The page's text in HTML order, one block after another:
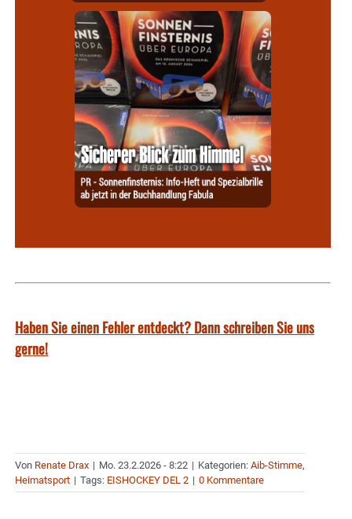
Haben Sie einen Fehler entdeckt? Dann schreiben Sie uns
gerne!
Von Renate Drax | Mo. 23.2.2026 - 8:22 | Kategorien: Aib-Stimme,
Heimatsport | Tags: EISHOCKEY DEL 2 | 0 Kommentare